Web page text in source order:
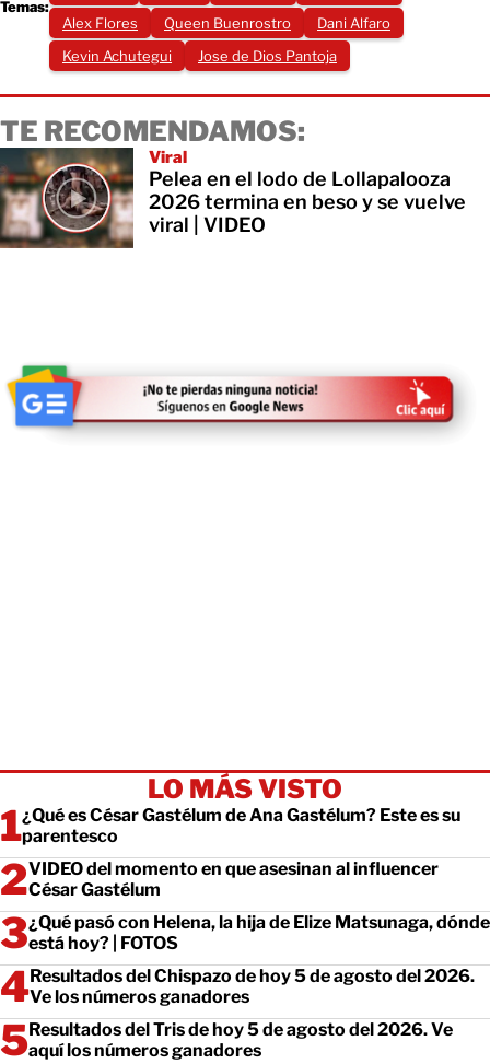
Temas:
Alex Flores
Queen Buenrostro
Dani Alfaro
Kevin Achutegui
Jose de Dios Pantoja
TE RECOMENDAMOS:
Viral
Pelea en el lodo de Lollapalooza
2026 termina en beso y se vuelve
viral | VIDEO
LO MÁS VISTO
¿Qué es César Gastélum de Ana Gastélum? Este es su
parentesco
VIDEO del momento en que asesinan al influencer
César Gastélum
¿Qué pasó con Helena, la hija de Elize Matsunaga, dónde
está hoy? | FOTOS
Resultados del Chispazo de hoy 5 de agosto del 2026.
Ve los números ganadores
Resultados del Tris de hoy 5 de agosto del 2026. Ve
aquí los números ganadores